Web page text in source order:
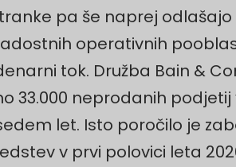
pa še naprej
operativnih
tok. Družba Bain &
33.000 neprodanih
let. Isto poročilo je
v prvi polovici leta